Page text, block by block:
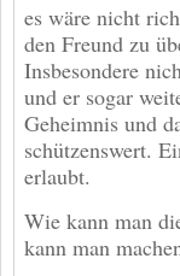
es wäre nicht
den Freund zu
Insbesondere
und er sogar
Geheimnis und
schützenswert.
erlaubt.
Wie kann man
kann man